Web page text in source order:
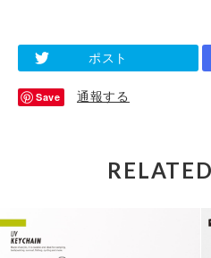
ポスト
Save 通報する